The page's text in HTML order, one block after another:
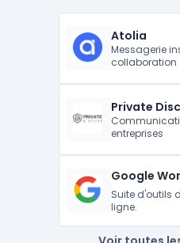
Atolia
Messagerie
collaboration
Private
entreprises
Google
Suite d'outils
ligne.